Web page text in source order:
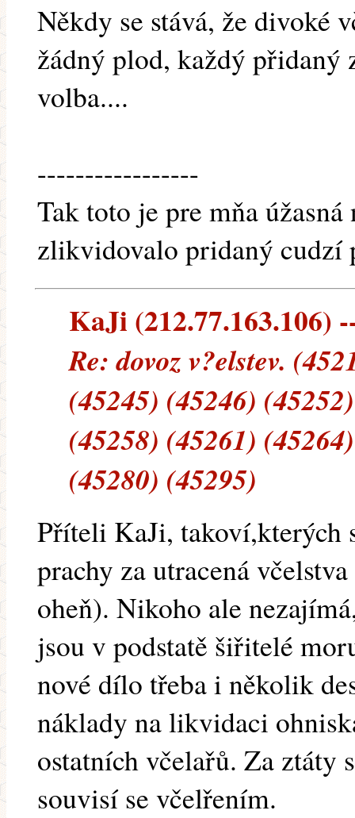
Někdy se stává, že divoké
žádný plod, každý
volba....
-----------------
Tak toto je pre mňa
zlikvidovalo pridaný cudzí
KaJi (212.77.163.106)
Re: dovoz v?elstev.
(45245) (45246)
(45258) (45261)
(45280) (45295)
Příteli KaJi, takoví,kterých
prachy za utracená
oheň). Nikoho ale
jsou v podstatě šiřitelé
nové dílo třeba i několik
náklady na likvidaci
ostatních včelařů. Za ztáty
souvisí se včelřením.